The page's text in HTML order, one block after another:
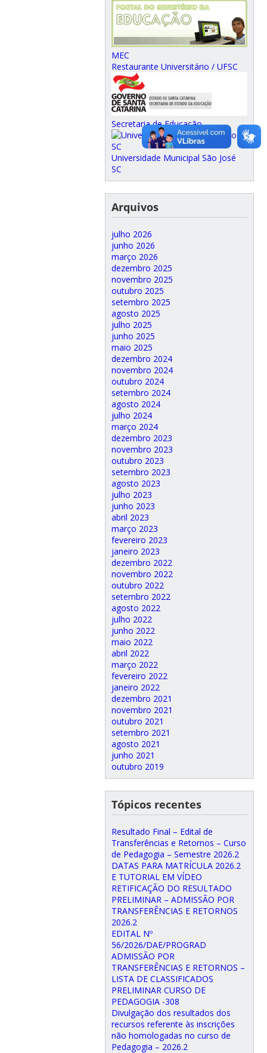
MEC
Restaurante Universitário / UFSC
Secretaria de Educação
Universidade Municipal São José
SC
Arquivos
julho 2026
junho 2026
março 2026
dezembro 2025
novembro 2025
outubro 2025
setembro 2025
agosto 2025
julho 2025
junho 2025
maio 2025
dezembro 2024
novembro 2024
outubro 2024
setembro 2024
agosto 2024
julho 2024
março 2024
dezembro 2023
novembro 2023
outubro 2023
setembro 2023
agosto 2023
julho 2023
junho 2023
abril 2023
março 2023
fevereiro 2023
janeiro 2023
dezembro 2022
novembro 2022
outubro 2022
setembro 2022
agosto 2022
julho 2022
junho 2022
maio 2022
abril 2022
março 2022
fevereiro 2022
janeiro 2022
dezembro 2021
novembro 2021
outubro 2021
setembro 2021
agosto 2021
junho 2021
outubro 2019
Tópicos recentes
Resultado Final – Edital de
Transferências e Retornos – Curso
de Pedagogia – Semestre 2026.2
DATAS PARA MATRÍCULA 2026.2
E TUTORIAL EM VÍDEO
RETIFICAÇÃO DO RESULTADO
PRELIMINAR – ADMISSÃO POR
TRANSFERÊNCIAS E RETORNOS
2026.2
EDITAL Nº
56/2026/DAE/PROGRAD
ADMISSÃO POR
TRANSFERÊNCIAS E RETORNOS –
LISTA DE CLASSIFICADOS
PRELIMINAR CURSO DE
PEDAGOGIA -308
Divulgação dos resultados dos
recursos referente às inscrições
não homologadas no curso de
Pedagogia – 2026.2